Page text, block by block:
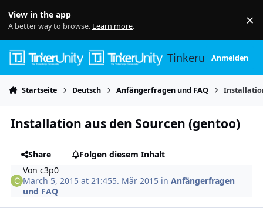
View in the app
A better way to browse. Learn more. ×
TinkerunityAnmelden
Startseite Deutsch Anfängerfragen und FAQ
Installation aus den Sourcen (gentoo)
Share
Folgen diesem Inhalt
Vonc3p0
March 5, 2015 at 21:455. Mär 2015 inAnfängerfragen
und FAQ